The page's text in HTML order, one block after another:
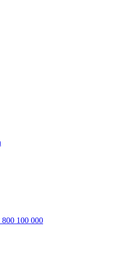
800 100 000